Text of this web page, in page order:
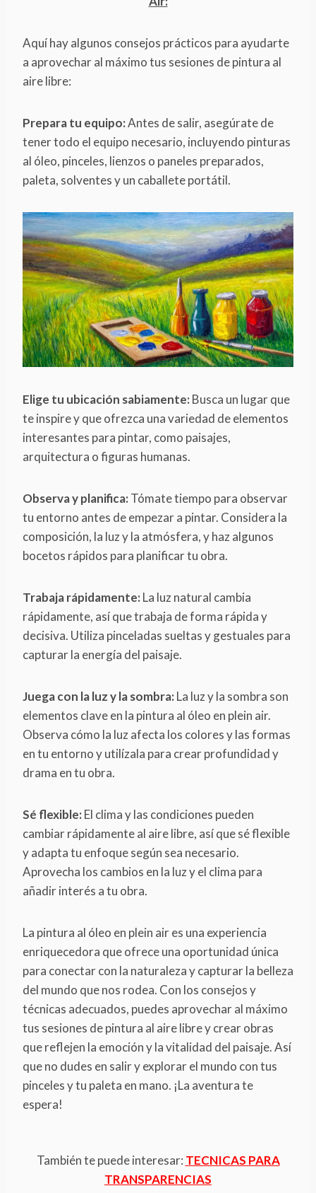
Aquí hay algunos consejos prácticos para ayudarte
a aprovechar al máximo tus sesiones de pintura al
aire libre:
Prepara tu equipo:Antes de salir, asegúrate de
tener todo el equipo necesario, incluyendo pinturas
al óleo, pinceles, lienzos o paneles preparados,
paleta, solventes y un caballete portátil.
Elige tu ubicación sabiamente: Busca un lugar que
te inspire y que ofrezca una variedad de elementos
interesantes para pintar, como paisajes,
arquitectura o figuras humanas.
Observa y planifica: Tómate tiempo para observar
tu entorno antes de empezar a pintar. Considera la
composición, la luz y la atmósfera, y haz algunos
bocetos rápidos para planificar tu obra.
Trabaja rápidamente: La luz natural cambia
rápidamente, así que trabaja de forma rápida y
decisiva. Utiliza pinceladas sueltas y gestuales para
capturar la energía del paisaje.
Juega con la luz y la sombra: La luz y la sombra son
elementos clave en la pintura al óleo en plein air.
Observa cómo la luz afecta los colores y las formas
en tu entorno y utilízala para crear profundidad y
drama en tu obra.
Sé flexible: El clima y las condiciones pueden
cambiar rápidamente al aire libre, así que sé flexible
y adapta tu enfoque según sea necesario.
Aprovecha los cambios en la luz y el clima para
añadir interés a tu obra.
La pintura al óleo en plein air es una experiencia
enriquecedora que ofrece una oportunidad única
para conectar con la naturaleza y capturar la belleza
del mundo que nos rodea. Con los consejos y
técnicas adecuados, puedes aprovechar al máximo
tus sesiones de pintura al aire libre y crear obras
que reflejen la emoción y la vitalidad del paisaje. Así
que no dudes en salir y explorar el mundo con tus
pinceles y tu paleta en mano. ¡La aventura te
espera!
También te puede interesar: TECNICAS PARA
TRANSPARENCIAS